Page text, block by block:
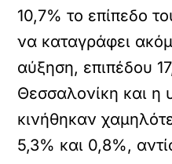
10,7% το επίπεδο
να καταγράφει
αύξηση, επιπέδου
Θεσσαλονίκη και η
κινήθηκαν
5,3% και 0,8%,